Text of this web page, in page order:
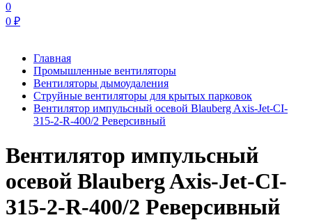
0
0 ₽
Главная
Промышленные вентиляторы
Вентиляторы дымоудаления
Струйные вентиляторы для крытых парковок
Вентилятор импульсный осевой Blauberg Axis-Jet-CI-
315-2-R-400/2 Реверсивный
Вентилятор импульсный
осевой Blauberg Axis-Jet-CI-
315-2-R-400/2 Реверсивный